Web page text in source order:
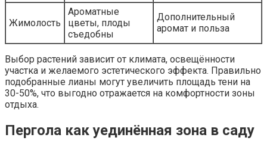
Жимолость
Ароматные
цветы, плоды
съедобны
Дополнительный
аромат и польза
Выбор растений зависит от климата, освещённости
участка и желаемого эстетического эффекта. Правильно
подобранные лианы могут увеличить площадь тени на
30-50%, что выгодно отражается на комфортности зоны
отдыха.
Пергола как уединённая зона в саду